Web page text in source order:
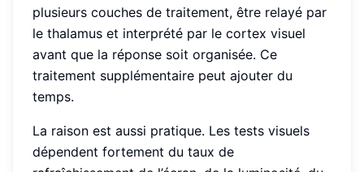
plusieurs couches de traitement, être relayé par
le thalamus et interprété par le cortex visuel
avant que la réponse soit organisée. Ce
traitement supplémentaire peut ajouter du
temps.
La raison est aussi pratique. Les tests visuels
dépendent fortement du taux de